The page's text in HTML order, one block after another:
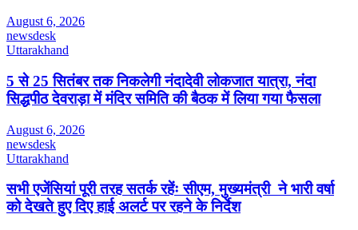
August 6, 2026
newsdesk
Uttarakhand
5 से 25 सितंबर तक निकलेगी नंदादेवी लोकजात यात्रा, नंदा
सिद्धपीठ देवराड़ा में मंदिर समिति की बैठक में लिया गया फैसला
August 6, 2026
newsdesk
Uttarakhand
सभी एजेंसियां पूरी तरह सतर्क रहेंः सीएम, मुख्यमंत्री ने भारी वर्षा
को देखते हुए दिए हाई अलर्ट पर रहने के निर्देश